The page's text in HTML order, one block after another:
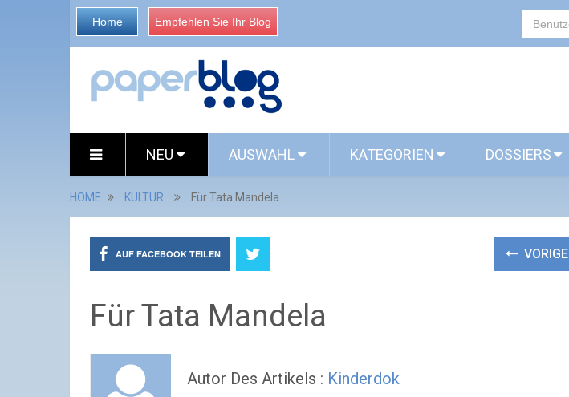
Home Empfehlen Sie Ihr Blog
NEU AUSWAHL KATEGORIEN DOSSIERS
HOME KULTUR Für Tata Mandela
AUF FACEBOOK TEILEN VORIGE
Für Tata Mandela
Autor Des Artikels : Kinderdok